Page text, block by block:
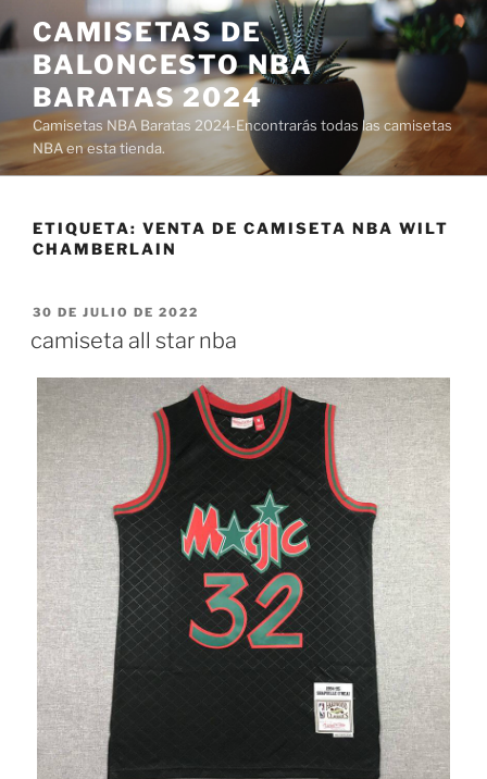
al
contenido
CAMISETAS DE
BALONCESTO NBA
BARATAS 2024
Camisetas NBA Baratas 2024-Encontrarás todas las camisetas
NBA en esta tienda.
ETIQUETA: VENTA DE CAMISETA NBA WILT
CHAMBERLAIN
PUBLICADO
30 DE JULIO DE 2022
camiseta all star nba